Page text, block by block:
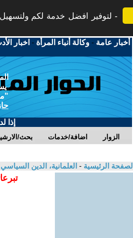
لتوفير افضل خدمة لكم
أخبار عامة -وكالة أنباء المرأة - اخبار
إذا
بحث/ اضافة/خدمات الزوار
الصفحة الرئيسية - العلمانية، الدين